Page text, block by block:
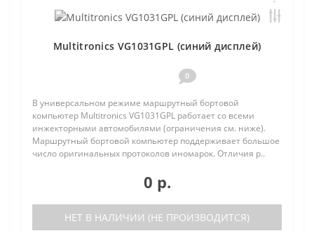
Multitronics VG1031GPL (синий дисплей)
0
В универсальном режиме маршрутный бортовой
компьютер Multitronics VG1031GPL работает со всеми
инжекторными автомобилями (ограничения см. ниже).
Маршрутный бортовой компьютер поддерживает большое
число оригинальных протоколов иномарок. Отличия р..
0 р.
НЕТ В НАЛИЧИИ (НЕ ПРОИЗВОДИТСЯ)